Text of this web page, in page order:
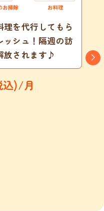
を代行してもら
ッシュ！隔週の訪
放されます♪
込)/月